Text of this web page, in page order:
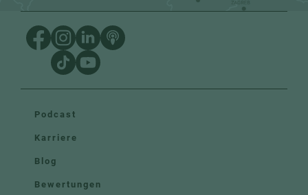
Podcast
Karriere
Blog
Bewertungen